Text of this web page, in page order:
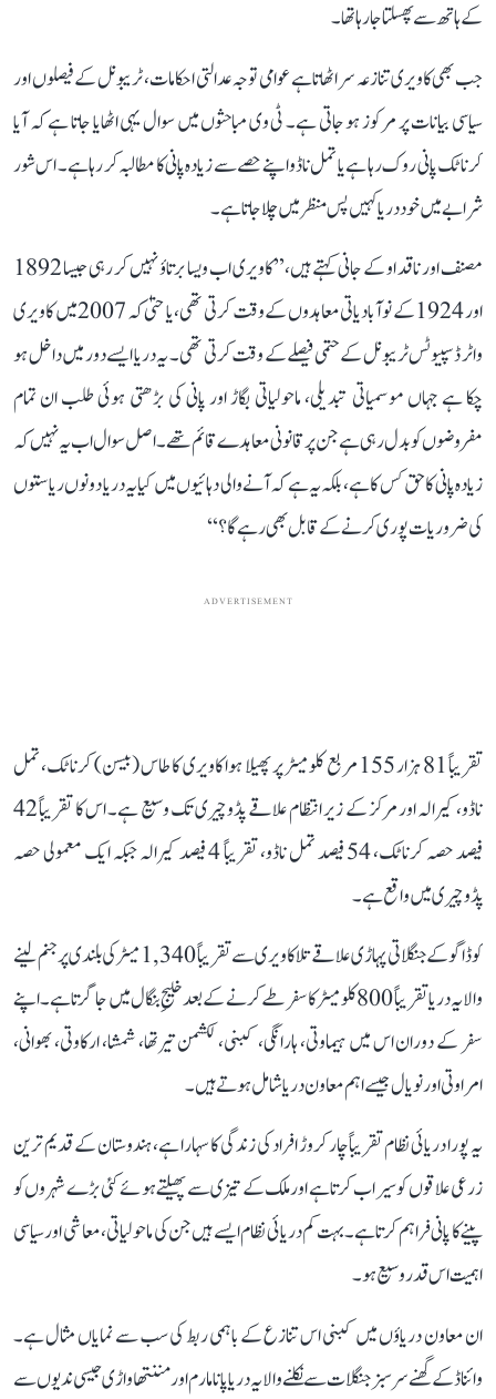
کے ہاتھ سے پھسلتا جا رہا تھا۔
جب بھی کاویری تنازعہ سر اٹھاتا ہے عوامی توجہ عدالتی احکامات، ٹریبونل کے فیصلوں اور
سیاسی بیانات پر مرکوز ہو جاتی ہے۔ ٹی وی مباحثوں میں سوال یہی اٹھایا جاتا ہے کہ آیا
کرناٹک پانی روک رہا ہے یا تمل ناڈو اپنے حصے سے زیادہ پانی کا مطالبہ کر رہا ہے۔ اس شور
شرابے میں خود دریا کہیں پس منظر میں چلا جاتا ہے۔
مصنف اور ناقد او کے جانی کہتے ہیں، ’’کاویری اب ویسا برتاؤ نہیں کر رہی جیسا 1892
اور 1924 کے نوآبادیاتی معاہدوں کے وقت کرتی تھی، یا حتیٰ کہ 2007 میں کاویری
واٹر ڈسپیوٹس ٹریبونل کے حتمی فیصلے کے وقت کرتی تھی۔ یہ دریا ایسے دور میں داخل ہو
چکا ہے جہاں موسمیاتی تبدیلی، ماحولیاتی بگاڑ اور پانی کی بڑھتی ہوئی طلب ان تمام
مفروضوں کو بدل رہی ہے جن پر قانونی معاہدے قائم تھے۔ اصل سوال اب یہ نہیں کہ
زیادہ پانی کا حق کس کا ہے، بلکہ یہ ہے کہ آنے والی دہائیوں میں کیا یہ دریا دونوں ریاستوں
کی ضروریات پوری کرنے کے قابل بھی رہے گا؟‘‘
ADVERTISEMENT
تقریباً 81 ہزار 155 مربع کلومیٹر پر پھیلا ہوا کاویری کا طاس (بیسن) کرناٹک، تمل
ناڈو، کیرالہ اور مرکز کے زیر انتظام علاقے پڈوچیری تک وسیع ہے۔ اس کا تقریباً 42
فیصد حصہ کرناٹک، 54 فیصد تمل ناڈو، تقریباً 4 فیصد کیرالہ جبکہ ایک معمولی حصہ
پڈوچیری میں واقع ہے۔
کوڈاگو کے جنگلاتی پہاڑی علاقے تلاکاویری سے تقریباً 1,340 میٹر کی بلندی پر جنم لینے
والا یہ دریا تقریباً 800 کلومیٹر کا سفر طے کرنے کے بعد خلیجِ بنگال میں جا گرتا ہے۔ اپنے
سفر کے دوران اس میں ہیماوتی، ہارانگی، کبنی، لکشمن تیرتھا، شمشا، ارکاوتی، بھوانی،
امراوتی اور نویال جیسے اہم معاون دریا شامل ہوتے ہیں۔
یہ پورا دریائی نظام تقریباً چار کروڑ افراد کی زندگی کا سہارا ہے، ہندوستان کے قدیم ترین
زرعی علاقوں کو سیراب کرتا ہے اور ملک کے تیزی سے پھیلتے ہوئے کئی بڑے شہروں کو
پینے کا پانی فراہم کرتا ہے۔ بہت کم دریائی نظام ایسے ہیں جن کی ماحولیاتی، معاشی اور سیاسی
اہمیت اس قدر وسیع ہو۔
ان معاون دریاؤں میں کبنی اس تنازع کے باہمی ربط کی سب سے نمایاں مثال ہے۔
وائناڈ کے گھنے سرسبز جنگلات سے نکلنے والا یہ دریا پانامارم اور مننتھاواڑی جیسی ندیوں سے